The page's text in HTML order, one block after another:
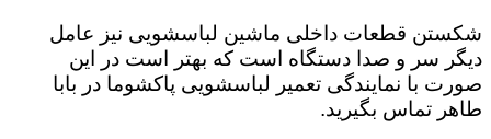
شکستن قطعات داخلی ماشین لباسشویی نیز عامل
دیگر سر و صدا دستگاه است که بهتر است در این
صورت با نمایندگی تعمیر لباسشویی پاکشوما در بابا
طاهر تماس بگیرید.